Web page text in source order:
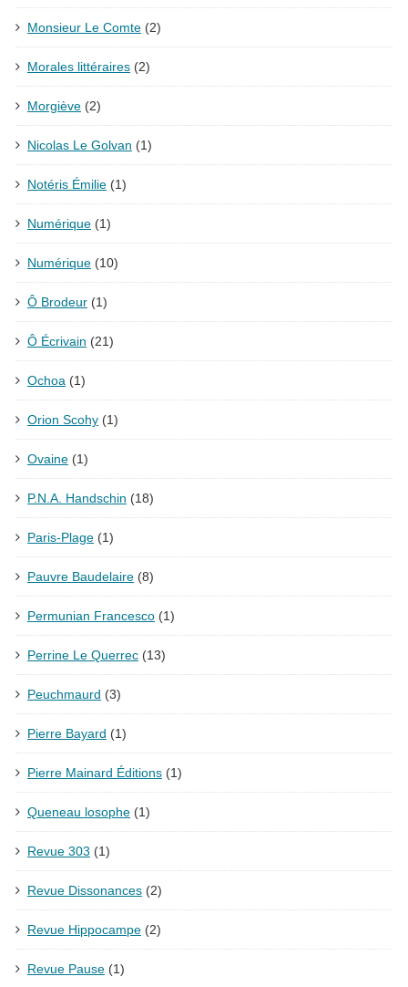
Monsieur Le Comte (2)
Morales littéraires (2)
Morgiève (2)
Nicolas Le Golvan (1)
Notéris Émilie (1)
Numérique (1)
Numérique (10)
Ô Brodeur (1)
Ô Écrivain (21)
Ochoa (1)
Orion Scohy (1)
Ovaine (1)
P.N.A. Handschin (18)
Paris-Plage (1)
Pauvre Baudelaire (8)
Permunian Francesco (1)
Perrine Le Querrec (13)
Peuchmaurd (3)
Pierre Bayard (1)
Pierre Mainard Éditions (1)
Queneau losophe (1)
Revue 303 (1)
Revue Dissonances (2)
Revue Hippocampe (2)
Revue Pause (1)